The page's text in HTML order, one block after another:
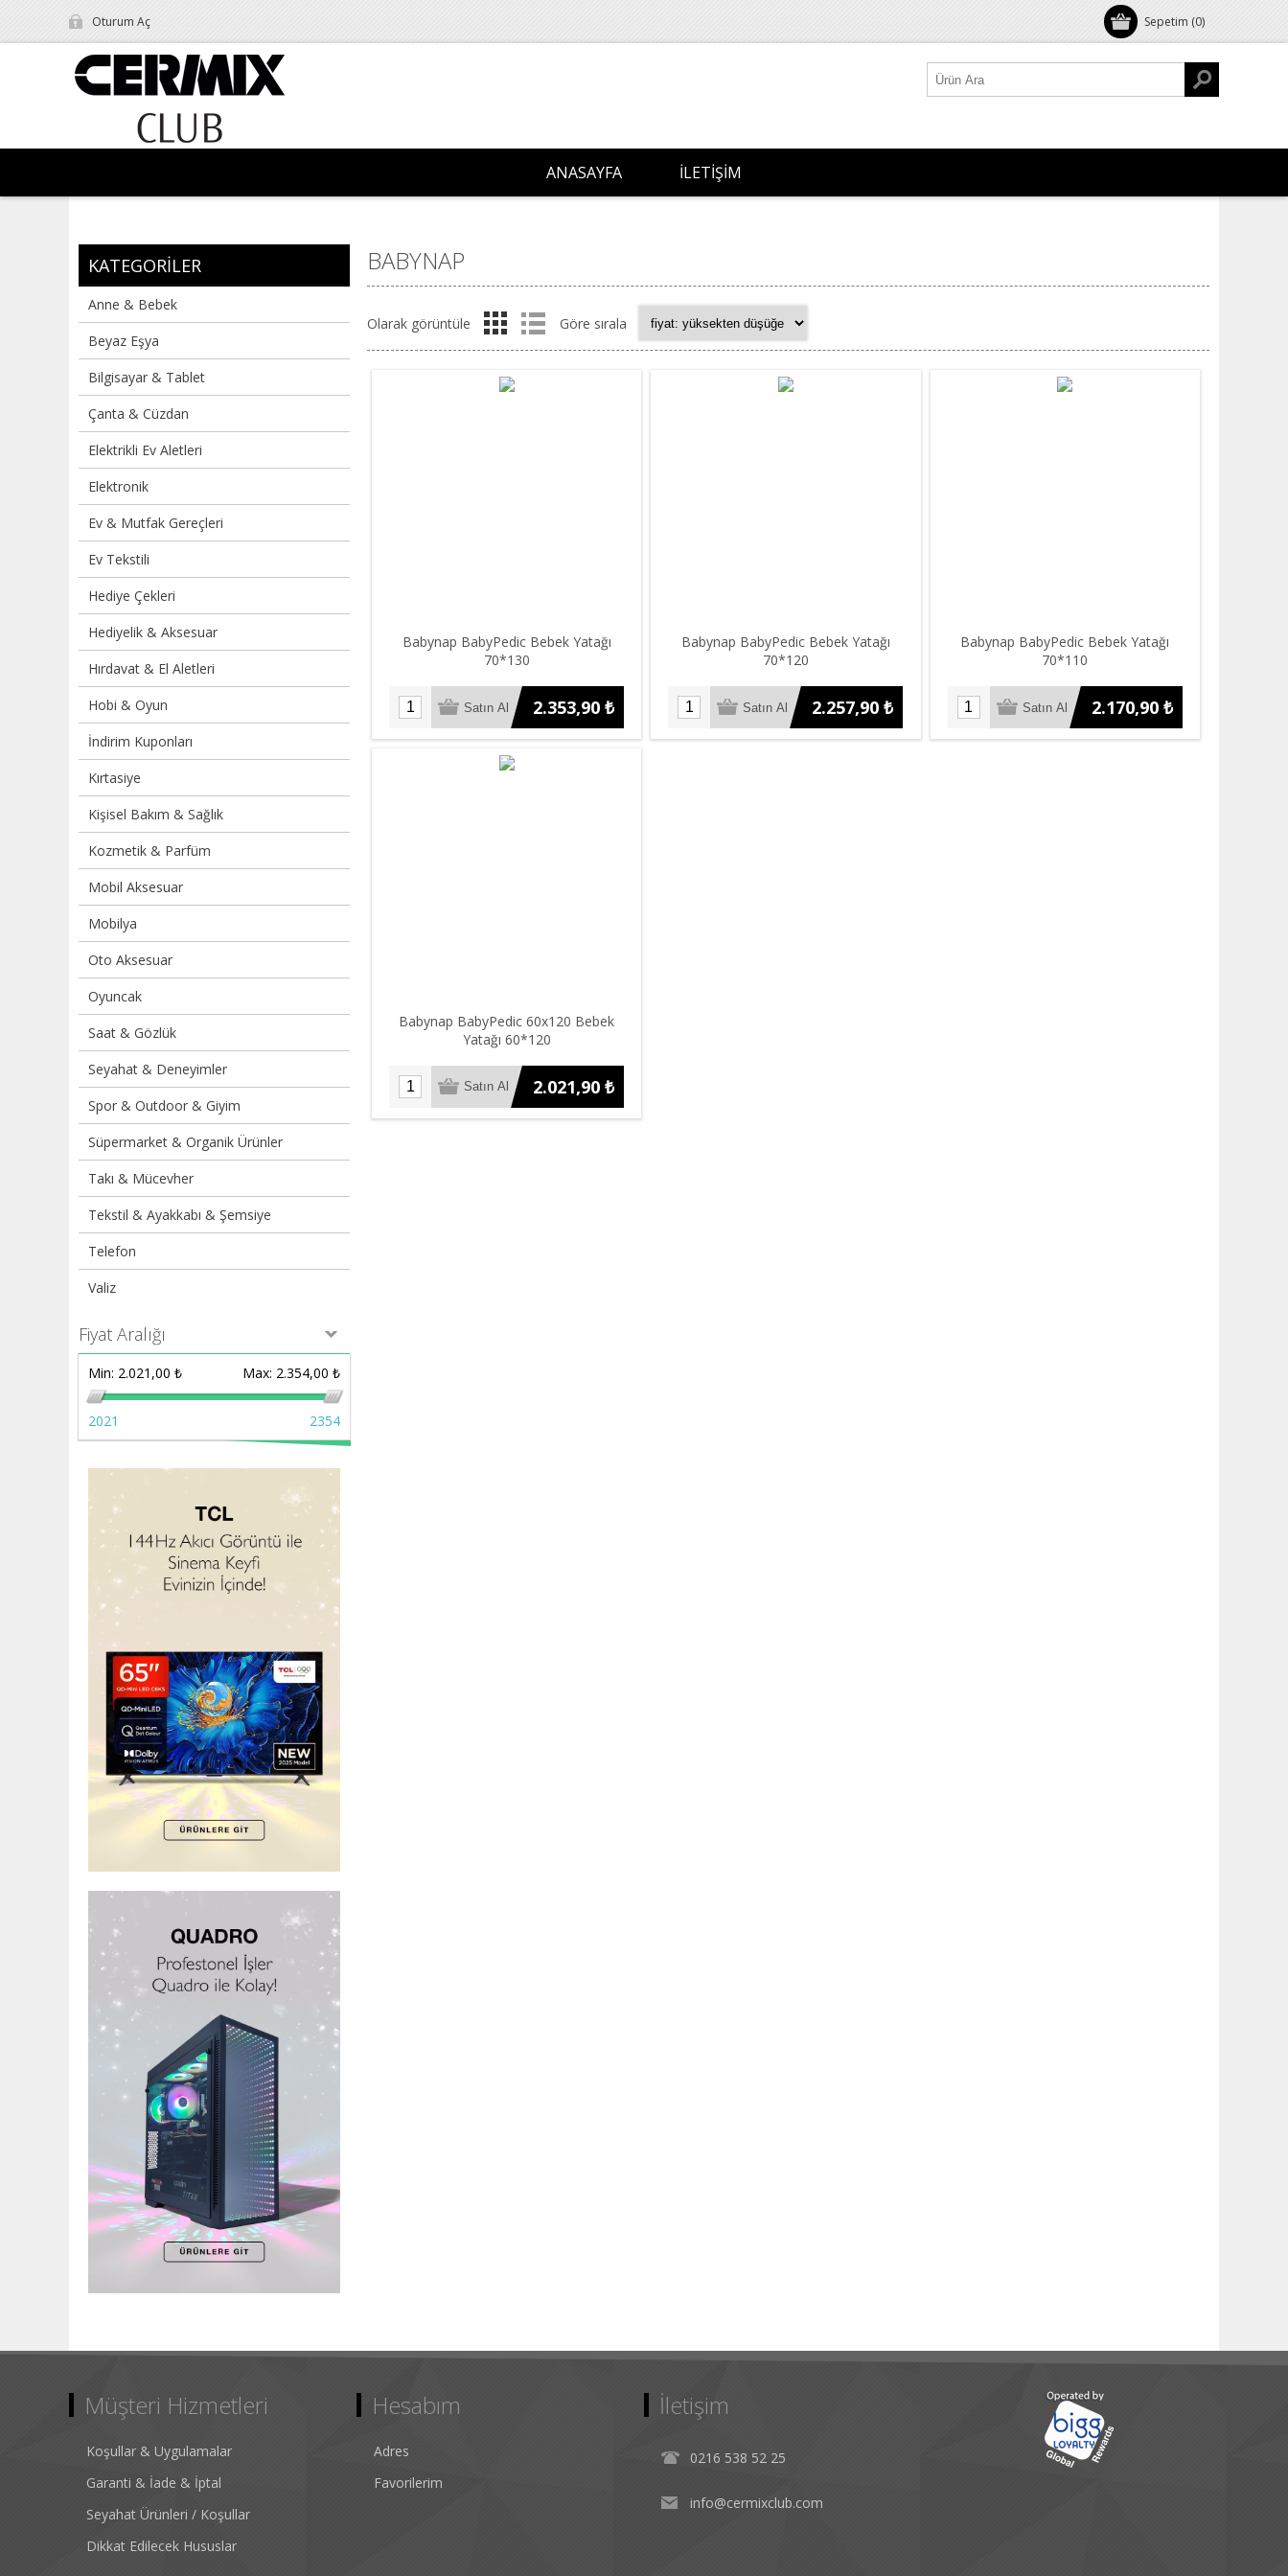
Sepetim (0)
Oturum Aç
ANASAYFA İLETIŞIM
KATEGORILER
Anne & Bebek
Beyaz Eşya
Bilgisayar & Tablet
Çanta & Cüzdan
Elektrikli Ev Aletleri
Elektronik
Ev & Mutfak Gereçleri
Ev Tekstili
Hediye Çekleri
Hediyelik & Aksesuar
Hırdavat & El Aletleri
Hobi & Oyun
İndirim Kuponları
Kırtasiye
Kişisel Bakım & Sağlık
Kozmetik & Parfüm
Mobil Aksesuar
Mobilya
Oto Aksesuar
Oyuncak
Saat & Gözlük
Seyahat & Deneyimler
Spor & Outdoor & Giyim
Süpermarket & Organik Ürünler
Takı & Mücevher
Tekstil & Ayakkabı & Şemsiye
Telefon
Valiz
Fiyat Aralığı
Min: 2.021,00 ₺ Max: 2.354,00 ₺
2021 2354
BABYNAP
Olarak görüntüle Göre sırala
Babynap BabyPedic Bebek Yatağı
70*130
2.353,90 ₺
Babynap BabyPedic Bebek Yatağı
70*120
2.257,90 ₺
Babynap BabyPedic Bebek Yatağı
70*110
2.170,90 ₺
Babynap BabyPedic 60x120 Bebek
Yatağı 60*120
2.021,90 ₺
Müşteri Hizmetleri
Koşullar & Uygulamalar
Garanti & İade & İptal
Seyahat Ürünleri / Koşullar
Dikkat Edilecek Hususlar
Hesabım
Adres
Favorilerim
İletişim
0216 538 52 25
info@cermixclub.com